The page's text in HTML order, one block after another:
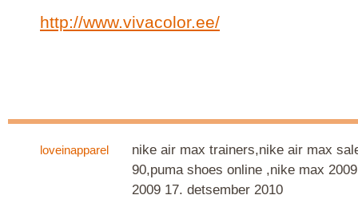
http://www.vivacolor.ee/
loveinapparel
nike air max trainers,nike air max
90,puma shoes online ,nike max
2009 17. detsember 2010